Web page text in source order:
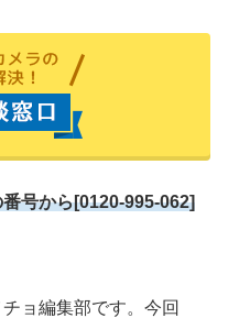
号から[0120-995-062]
ョ編集部です。今回